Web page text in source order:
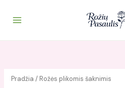
Pradžia / Rožės plikomis šaknimis